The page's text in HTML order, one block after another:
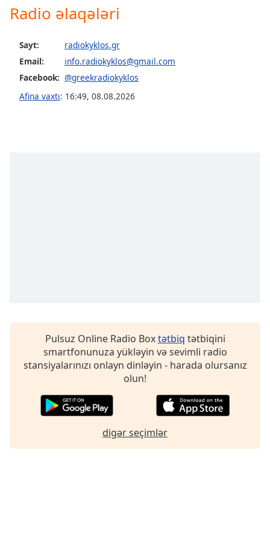
Caption
Area
Color
Modal
Radio əlaqələri
Sayt:
radiokyklos.gr
Email:
info.radiokyklos@gmail.com
Facebook: @greekradiokyklos
Afina vaxtı: 16:49, 08.08.2026
Pulsuz Online Radio Boxtətbiq tətbiqini
smartfonunuza yükləyin və sevimli radio
stansiyalarınızı onlayn dinləyin - harada olursanız
olun!
digər seçimlər